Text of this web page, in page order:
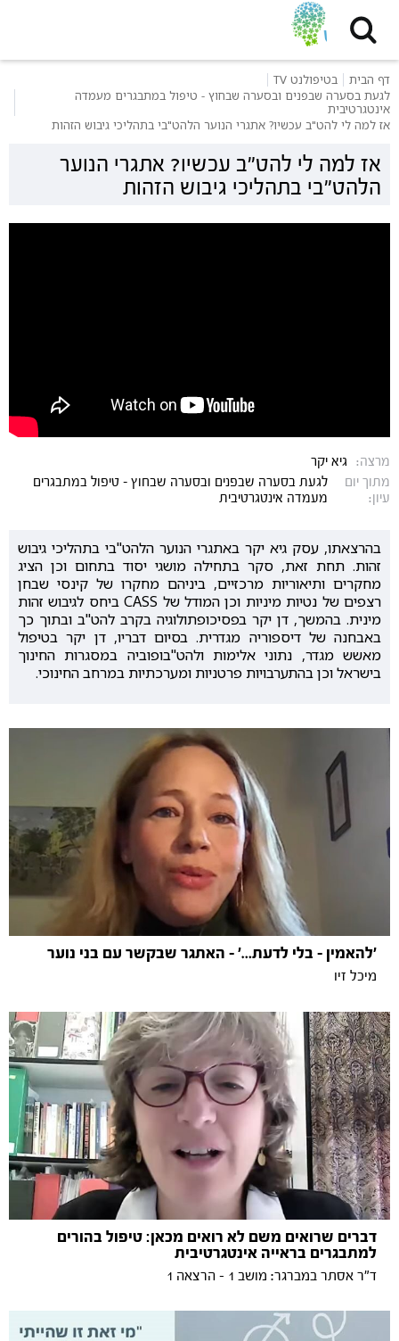
דף הבית
בטיפולנט TV
לגעת בסערה שבפנים ובסערה שבחוץ - טיפול במתבגרים מעמדה
אינטגרטיבית
אז למה לי להט"ב עכשיו? אתגרי הנוער הלהט"בי בתהליכי גיבוש הזהות
אז למה לי להט"ב עכשיו? אתגרי הנוער
הלהט"בי בתהליכי גיבוש הזהות
מרצה:
גיא יקר
מתוך יום
עיון:
לגעת בסערה שבפנים ובסערה שבחוץ - טיפול במתבגרים
מעמדה אינטגרטיבית
בהרצאתו, עסק גיא יקר באתגרי הנוער הלהט"בי בתהליכי גיבוש
זהות. תחת זאת, סקר בתחילה מושגי יסוד בתחום וכן הציג
מחקרים ותיאוריות מרכזיים, ביניהם מחקרו של קינסי שבחן
רצפים של נטיות מיניות וכן המודל של CASS ביחס לגיבוש זהות
מינית. בהמשך, דן יקר בפסיכופתולוגיה בקרב להט"ב ובתוך כך
באבחנה של דיספוריה מגדרית. בסיום דבריו, דן יקר בטיפול
מאשש מגדר, נתוני אלימות ולהט"בופוביה במסגרות החינוך
בישראל וכן בהתערבויות פרטניות ומערכתיות במרחב החינוכי.
'להאמין - בלי לדעת…' - האתגר שבקשר עם בני נוער
מיכל זיו
דברים שרואים משם לא רואים מכאן: טיפול בהורים
למתבגרים בראייה אינטגרטיבית
ד"ר אסתר במברגר: מושב 1 - הרצאה 1